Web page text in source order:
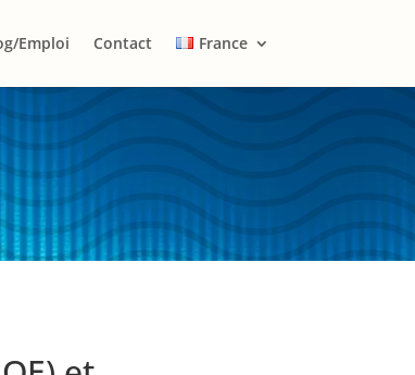
Emploi Contact France